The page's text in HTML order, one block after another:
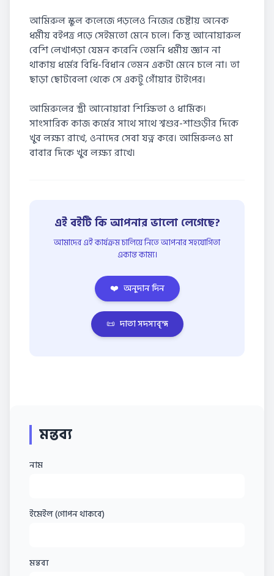
আমিরুল স্কুল কলেজে পড়লেও নিজের চেষ্টায় অনেক
ধর্মীয় বইপত্র পড়ে সেইমতো মেনে চলে। কিন্তু আনোয়ারুল
বেশি লেখাপড়া যেমন করেনি তেমনি ধর্মীয় জ্ঞান না
থাকায় ধর্মের বিধি-বিধান তেমন একটা মেনে চলে না। তা
ছাড়া ছোটবেলা থেকে সে একটু গোঁয়ার টাইপের।
আমিরুলের স্ত্রী আনোয়ারা শিক্ষিতা ও ধার্মিক।
সাংসারিক কাজ কর্মের সাথে সাথে শ্বশুর-শাশুড়ীর দিকে
খুব লক্ষ্য রাখে, ওনাদের সেবা যত্ন করে। আমিরুলও মা
বাবার দিকে খুব লক্ষ্য রাখে।
এই বইটি কি আপনার ভালো লেগেছে?
আমাদের এই কার্যক্রম চালিয়ে নিতে আপনার সহযোগিতা
একান্ত কাম্য।
❤️ অনুদান দিন
📜 দাতা সদস্যবৃন্দ
মন্তব্য
নাম
ইমেইল (গোপন থাকবে)
মন্তব্য